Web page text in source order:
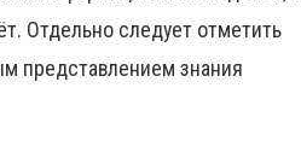
Отдельно следует отметить
представлением знания